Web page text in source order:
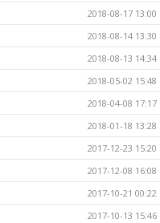
2018-08-17 13:00
2018-08-14 13:30
2018-08-13 14:34
2018-05-02 15:48
2018-04-08 17:17
2018-01-18 13:28
2017-12-23 15:20
2017-12-08 16:08
2017-10-21 00:22
2017-10-13 15:46